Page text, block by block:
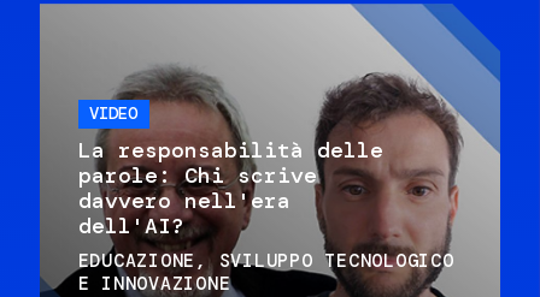
VIDEO
La responsabilità delle
parole: Chi scrive
davvero nell'era
dell'AI?
EDUCAZIONE
SVILUPPO TECNOLOGICO
E INNOVAZIONE